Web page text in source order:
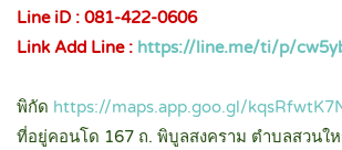
Line iD : 081-422-0606
Link Add Line : https://line.me/ti/p/
พิกัด https://maps.app.goo.gl/
ที่อยู่คอนโด 167 ถ. พิบูลสงคราม ตำบลสวนใ